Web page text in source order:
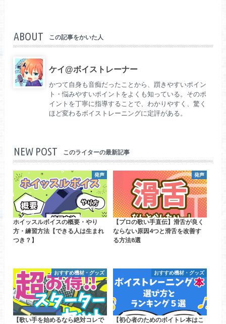
ABOUT この記事をかいた人
ケイ@ボイストレーナー
かつて自身も音痴だったことから、躓きやすいポイン
ト・悩みやすいポイントをよくも知っている。そのポ
イントを丁寧に指導することで、わかりやすく、驚く
ほど変わるボイストレーニングに定評がある。
NEW POST このライターの最新記事
発声
ホイッスルボイスの概要・やり
方・練習方法【できる人は生まれ
つき？】
発声
【プロの歌い手直伝】滑舌が良く
ならない原因4つと滑舌を改善す
る方法8選
おすすめ機材・グッズ
【歌い手を始めるなら絶対コレで
おすすめ機材・グッズ
【初心者のためのボイトレ本はこ